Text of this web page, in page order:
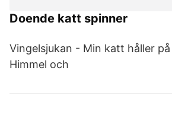
Doende katt spinner
Vingelsjukan - Min katt håller
Himmel och